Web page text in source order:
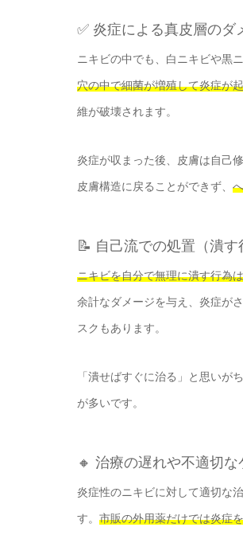
✅ 炎症による真皮層のダ
ニキビの中でも、白ニキビや黒
穴の中で細菌が増殖して炎症が
維が破壊されます。
炎症が収まった後、皮膚は自己
皮膚構造に戻ることができず、
📝 自己流での処置（潰す
ニキビを自分で無理に潰す行為
余計なダメージを与え、炎症が
スクもあります。
「潰せばすぐに治る」と思いがち
が多いです。
🔸 治療の遅れや不適切な
炎症性のニキビに対して適切な
す。 市販の外用薬だけでは炎症